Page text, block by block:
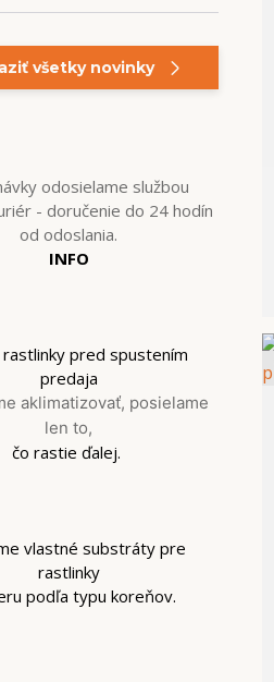
všetky novinky
odosielame službou
- doručenie do 24 hodín
od odoslania.
INFO
rastlinky pred spustením
predaja
aklimatizovať, posielame
len to,
čo rastie ďalej.
vlastné substráty pre
rastlinky
podľa typu koreňov.